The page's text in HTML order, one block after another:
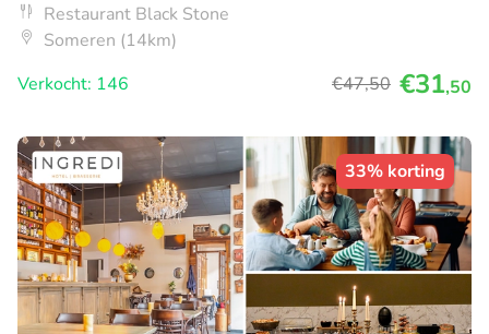
Restaurant Black Stone
Someren (14km)
Verkocht: 146
€47,50 €31,50
33% korting